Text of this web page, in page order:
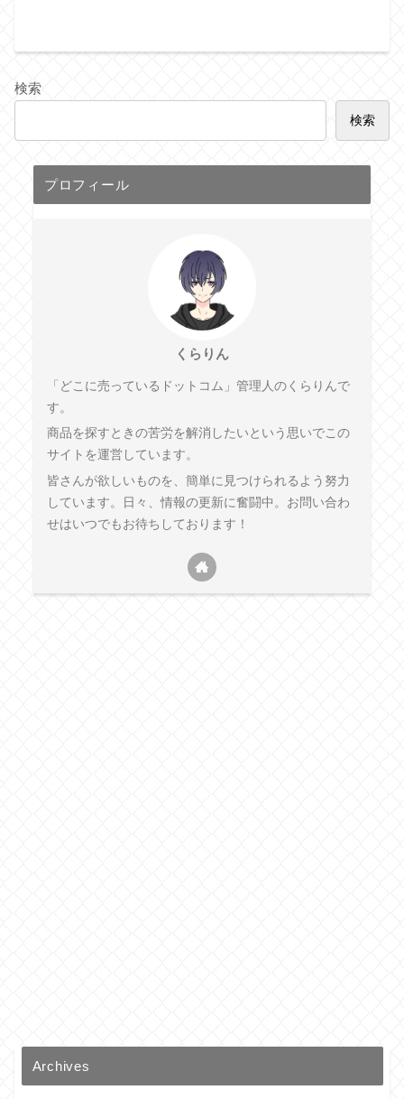
検索
検索
プロフィール
くらりん
「どこに売っているドットコム」管理人のくらりんで
す。
商品を探すときの苦労を解消したいという思いでこの
サイトを運営しています。
皆さんが欲しいものを、簡単に見つけられるよう努力
しています。日々、情報の更新に奮闘中。お問い合わ
せはいつでもお待ちしております！
Archives